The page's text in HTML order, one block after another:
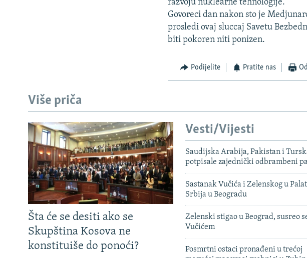
TV LIBERTY
POST SCRIPTUM
MOJA EVROPA
TRI DECENIJE OD RATA U BIH
SVE KARTE DEJTONA
NASTANAK I RASPAD JUGOSLAVIJE
razvoju nuklearne tehnologije.
Govoreci dan nakon sto je
prosledi ovaj sluccaj Savetu
biti pokoren niti ponizen.
Podijelite Pratite nas
Više priča
Šta će se desiti ako se
Skupština Kosova ne
konstituiše do ponoći?
Vesti/Vijesti
Saudijska Arabija, Pakistan i
potpisale zajednički odbrambeni
Sastanak Vučića i Zelenskog u
Srbija u Beogradu
Zelenski stigao u Beograd, susreo
Vučićem
Posmrtni ostaci pronađeni u trećoj